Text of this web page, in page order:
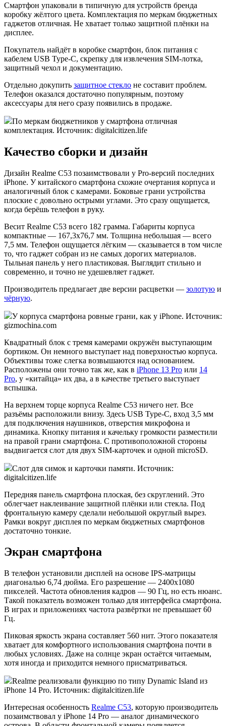
Смартфон упаковали в типичную для устройств бренда
коробку жёлтого цвета. Комплектация по меркам бюджетных
гаджетов отличная. Не хватает только защитной плёнки на
дисплее.
Покупатель найдёт в коробке смартфон, блок питания с
кабелем USB Type-C, скрепку для извлечения SIM-лотка,
защитный чехол и документацию.
Отдельно докупить защитное стекло не составит проблем.
Телефон оказался достаточно популярным, поэтому
аксессуары для него сразу появились в продаже.
По меркам бюджетников у смартфона отличная
комплектация. Источник: digitalcitizen.life
Качество сборки и дизайн
Дизайн Realme C53 позаимствовали у Pro-версий последних
iPhone. У китайского смартфона схожие очертания корпуса и
аналогичный блок с камерами. Боковые грани устройства
плоские с довольно острыми углами. Это сразу ощущается,
когда берёшь телефон в руку.
Весит Realme C53 всего 182 грамма. Габариты корпуса
компактные — 167,3х76,7 мм. Толщина небольшая — всего
7,5 мм. Телефон ощущается лёгким — сказывается в том числе
то, что гаджет собран из не самых дорогих материалов.
Тыльная панель у него пластиковая. Выглядит стильно и
современно, и точно не удешевляет гаджет.
Производитель предлагает две версии расцветки — золотую и
чёрную.
У корпуса смартфона ровные грани, как у iPhone. Источник:
gizmochina.com
Квадратный блок с тремя камерами окружён выступающим
бортиком. Он немного выступает над поверхностью корпуса.
Объективы тоже слегка возвышаются над основанием.
Расположены они точно так же, как в iPhone 13 Pro или 14
Pro, у «китайца» их два, а в качестве третьего выступает
вспышка.
На верхнем торце корпуса Realme C53 ничего нет. Все
разъёмы расположили внизу. Здесь USB Type-С, вход 3,5 мм
для подключения наушников, отверстия микрофона и
динамика. Кнопку питания и качельку громкости разместили
на правой грани смартфона. С противоположной стороны
выдвигается слот для двух SIM-карточек и одной microSD.
Слот для симок и карточки памяти. Источник:
digitalcitizen.life
Передняя панель смартфона плоская, без скруглений. Это
облегчает наклеивание защитной плёнки или стекла. Под
фронтальную камеру сделали небольшой округлый вырез.
Рамки вокруг дисплея по меркам бюджетных смартфонов
достаточно тонкие.
Экран смартфона
В телефон установили дисплей на основе IPS-матрицы
диагональю 6,74 дюйма. Его разрешение — 2400х1080
пикселей. Частота обновления кадров — 90 Гц, но есть нюанс.
Такой показатель возможен только для интерфейса смартфона.
В играх и приложениях частота развёртки не превышает 60
Гц.
Пиковая яркость экрана составляет 560 нит. Этого показателя
хватает для комфортного использования смартфона почти в
любых условиях. Даже на солнце экран остаётся читаемым,
хотя иногда и приходится немного присматриваться.
Realme реализовали функцию по типу Dynamic Island из
iPhone 14 Pro. Источник: digitalcitizen.life
Интересная особенность Realme C53, которую производитель
позаимствовал у iPhone 14 Pro — аналог динамического